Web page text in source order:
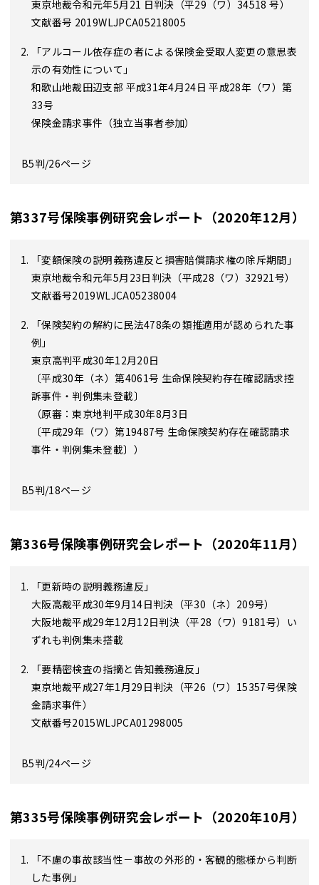
東京地裁令和元年5月21 日判決（平29（ワ）34518 号）
文献番号 2019WLJPCA05218005
「アルコール依存症の者による保険金受取人変更の意思表
示の有効性について」
和歌山地裁田辺支部 平成31年4月24日 平成28年（ワ）第
33号
保険金請求事件（独立当事者参加）
B5判/26ページ
第337号保険事例研究会レポート（2020年12月）
「変額保険の説明義務違反と損害賠償請求権の除斥期間」
東京地裁令和元年5月23日判決（平成28（ワ）32921号）
文献番号2019WLJCA05238004
「保険契約の解約に民法478条の類推適用が認められた事
例」
東京高判平成30年12月20日
〔平成30年（ネ）第4061号 生命保険契約存在確認請求控
訴事件・判例集未登載〕
（原審：東京地判平成30年8月3日
〔平成29年（ワ）第19487号 生命保険契約存在確認請求
事件・判例集未登載〕）
B5判/18ページ
第336号保険事例研究会レポート（2020年11月）
「更新時の説明義務違反」
大阪高裁平成30年9月14日判決（平30（ネ）209号）
大阪地裁平成29年12月12日判決（平28（ワ）9181号）い
ずれも判例集未搭載
「要精密検査の指摘と告知義務違反」
東京地裁平成27年1月29日判決（平26（ワ）15357号保険
金請求事件）
文献番号2015WLJPCA01298005
B5判/24ページ
第335号保険事例研究会レポート（2020年10月）
「不慮の事故該当性－事故の外形的・客観的態様から判断
した事例」